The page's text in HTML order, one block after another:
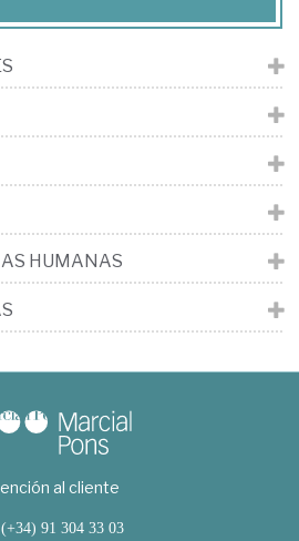
HUMANAS
al cliente
(+34) 91 304 33 03